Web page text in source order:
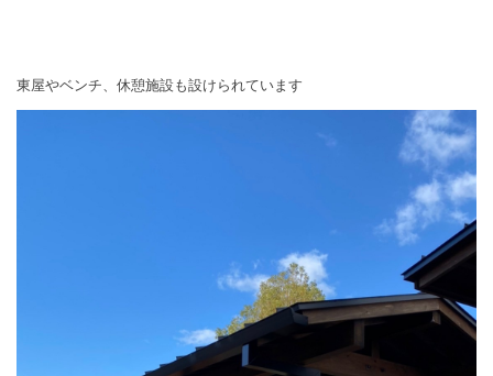
東屋やベンチ、休憩施設も設けられています